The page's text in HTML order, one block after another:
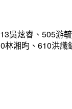
吳炫睿、505游
湘昀、610洪